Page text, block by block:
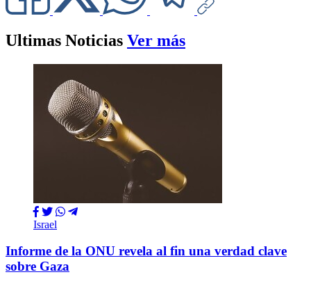
Ultimas Noticias Ver más
Israel
Informe de la ONU revela al fin una verdad clave
sobre Gaza